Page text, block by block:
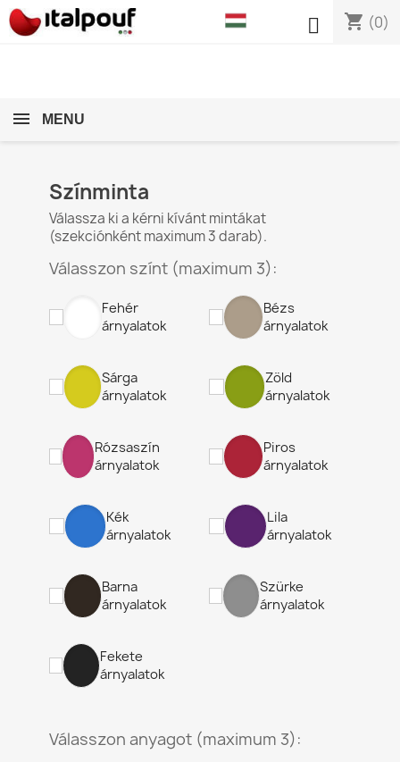
shopping_cart (0)

MENU
Színminta
Válassza ki a kérni kívánt mintákat
(szekciónként maximum 3 darab).
Válasszon színt (maximum 3):
Fehér
árnyalatok
Bézs
árnyalatok
Sárga
árnyalatok
Zöld
árnyalatok
Rózsaszín
árnyalatok
Piros
árnyalatok
Kék
árnyalatok
Lila
árnyalatok
Barna
árnyalatok
Szürke
árnyalatok
Fekete
árnyalatok
Válasszon anyagot (maximum 3):